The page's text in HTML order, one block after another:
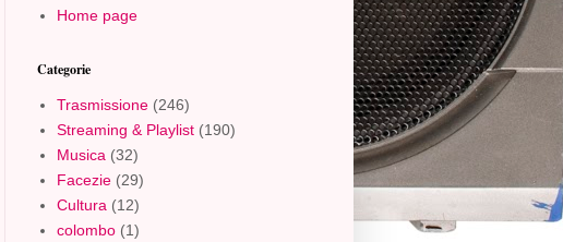
Home page
Categorie
Trasmissione (246)
Streaming & Playlist (190)
Musica (32)
Facezie (29)
Cultura (12)
colombo (1)